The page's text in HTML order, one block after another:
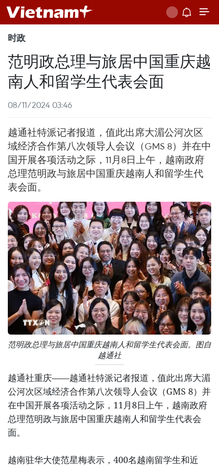
时政
范明政总理与旅居中国重庆越
南人和留学生代表会面
08/11/2024 03:46
越通社特派记者报道，值此出席大湄公河次区
域经济合作第八次领导人会议（GMS 8）并在中
国开展各项活动之际，11月8日上午，越南政府
总理范明政与旅居中国重庆越南人和留学生代
表会面。
范明政总理与旅居中国重庆越南人和留学生代表会面。图自
越通社
越通社重庆——越通社特派记者报道，值此出席大湄
公河次区域经济合作第八次领导人会议（GMS 8）并
在中国开展各项活动之际，11月8日上午，越南政府
总理范明政与旅居中国重庆越南人和留学生代表会
面。
越南驻华大使范星梅表示，400名越南留学生和近